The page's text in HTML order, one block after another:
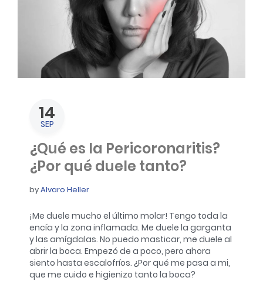
14
SEP
¿Qué es la Pericoronaritis?
¿Por qué duele tanto?
byAlvaro Heller
¡Me duele mucho el último molar! Tengo toda la
encía y la zona inflamada. Me duele la garganta
y las amígdalas. No puedo masticar, me duele al
abrir la boca. Empezó de a poco, pero ahora
siento hasta escalofríos. ¿Por qué me pasa a mi,
que me cuido e higienizo tanto la boca?